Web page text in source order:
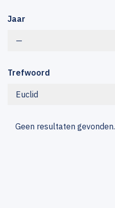
Jaar
—
Trefwoord
Euclid
Geen resultaten gevonden.